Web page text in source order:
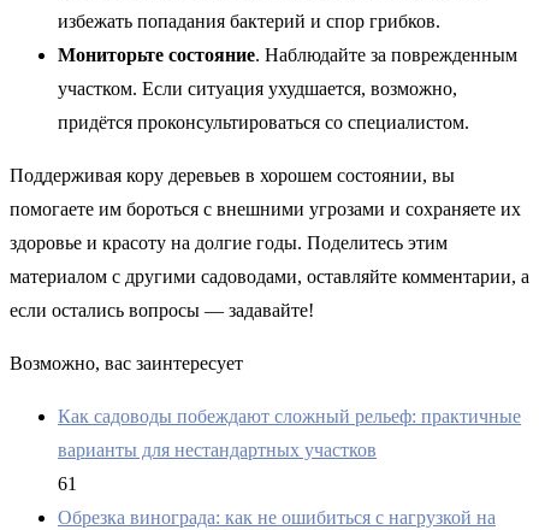
избежать попадания бактерий и спор грибков.
Мониторьте состояние. Наблюдайте за поврежденным
участком. Если ситуация ухудшается, возможно,
придётся проконсультироваться со специалистом.
Поддерживая кору деревьев в хорошем состоянии, вы
помогаете им бороться с внешними угрозами и сохраняете их
здоровье и красоту на долгие годы. Поделитесь этим
материалом с другими садоводами, оставляйте комментарии, а
если остались вопросы — задавайте!
Возможно, вас заинтересует
Как садоводы побеждают сложный рельеф: практичные
варианты для нестандартных участков
61
Обрезка винограда: как не ошибиться с нагрузкой на